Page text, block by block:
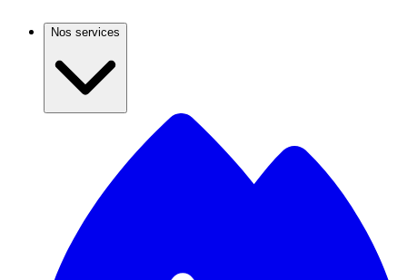
Nos services